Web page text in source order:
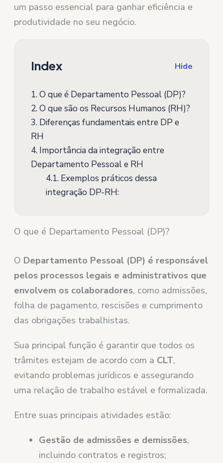
um passo essencial para ganhar eficiência e
produtividade no seu negócio.
Index Hide
1.O que é Departamento Pessoal (DP)?
2.O que são os Recursos Humanos (RH)?
3.Diferenças fundamentais entre DP e
RH
4.Importância da integração entre
Departamento Pessoal e RH
4.1.Exemplos práticos dessa
integração DP-RH:
O que é Departamento Pessoal (DP)?
O Departamento Pessoal (DP) é responsável
pelos processos legais e administrativos que
envolvem os colaboradores, como admissões,
folha de pagamento, rescisões e cumprimento
das obrigações trabalhistas.
Sua principal função é garantir que todos os
trâmites estejam de acordo com a CLT,
evitando problemas jurídicos e assegurando
uma relação de trabalho estável e formalizada.
Entre suas principais atividades estão:
Gestão de admissões e demissões,
incluindo contratos e registros;